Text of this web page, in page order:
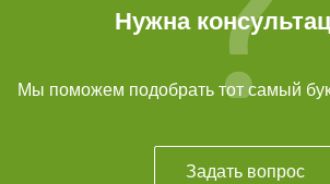
Нужна
Мы поможем подобрать тот самый
Задать вопрос